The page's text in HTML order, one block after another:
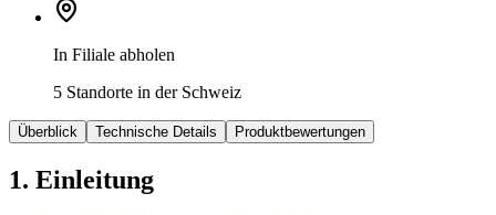
In Filiale abholen
5 Standorte in der Schweiz
Überblick Technische Details Produktbewertungen
1. Einleitung